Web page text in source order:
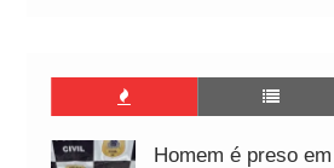
Homem é preso